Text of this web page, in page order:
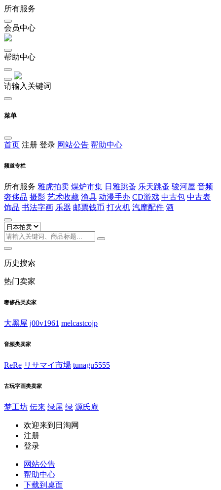
所有服务
会员中心
帮助中心
请输入关键词
菜单
首页 注册 登录 网站公告 帮助中心
频道专栏
所有服务 雅虎拍卖 煤炉市集 日雅跳蚤 乐天跳蚤 骏河屋 音频
奢侈品 摄影 艺术收藏 渔具 动漫手办 CD游戏 中古包 中古表
饰品 书法字画 乐器 邮票钱币 打火机 汽摩配件 酒
历史搜索
热门卖家
奢侈品类卖家
大黑屋 j00v1961 melcastcojp
音频类卖家
ReRe リサマイ市場 tunagu5555
古玩字画类卖家
梦工坊 伝来 绿屋 绿 源氏庵
欢迎来到日淘网
注册
登录
网站公告
帮助中心
下载到桌面